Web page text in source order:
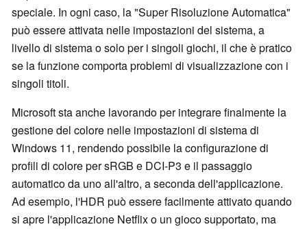
speciale. In ogni caso, la "Super Risoluzione Automatica"
può essere attivata nelle impostazioni del sistema, a
livello di sistema o solo per i singoli giochi, il che è pratico
se la funzione comporta problemi di visualizzazione con i
singoli titoli.
Microsoft sta anche lavorando per integrare finalmente la
gestione del colore nelle impostazioni di sistema di
Windows 11, rendendo possibile la configurazione di
profili di colore per sRGB e DCI-P3 e il passaggio
automatico da uno all'altro, a seconda dell'applicazione.
Ad esempio, l'HDR può essere facilmente attivato quando
si apre l'applicazione Netflix o un gioco supportato, ma